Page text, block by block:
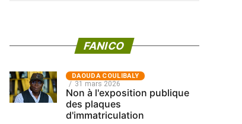
FANICO
‎DAOUDA COULIBALY
31 mars 2026
Non à l'exposition publique
des plaques
d'immatriculation